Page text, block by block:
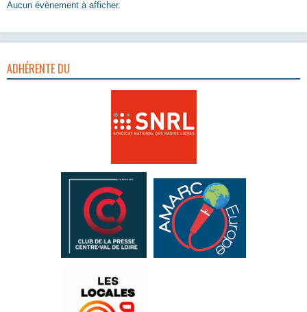
Aucun évènement à afficher.
ADHÉRENTE DU